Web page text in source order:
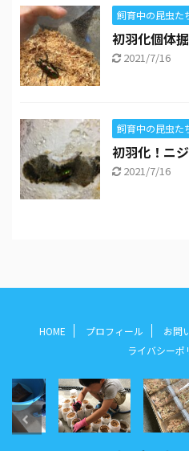
飼育中の昆虫た
初羽化個体
2021/7/16
飼育中の昆虫た
初羽化！ニ
2021/7/16
HOME プロフィール お問
ライバシー